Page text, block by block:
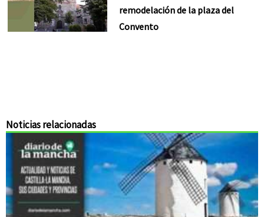
remodelación de la plaza del
Convento
Noticias relacionadas